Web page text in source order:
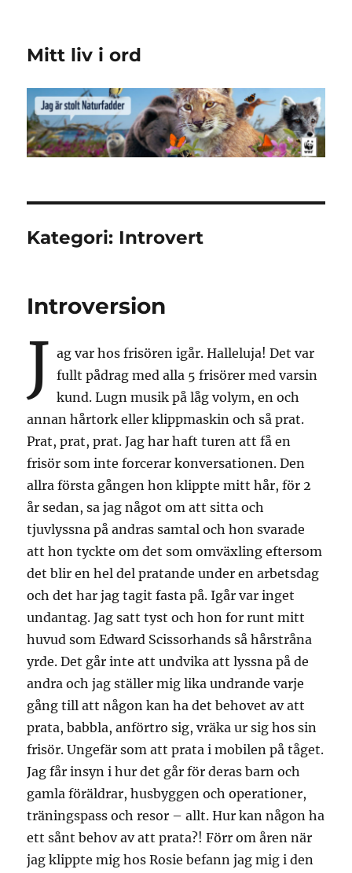
Mitt liv i ord
Kategori: Introvert
Introversion
J ag var hos frisören igår. Halleluja! Det var
fullt pådrag med alla 5 frisörer med varsin
kund. Lugn musik på låg volym, en och
annan hårtork eller klippmaskin och så prat.
Prat, prat, prat. Jag har haft turen att få en
frisör som inte forcerar konversationen. Den
allra första gången hon klippte mitt hår, för 2
år sedan, sa jag något om att sitta och
tjuvlyssna på andras samtal och hon svarade
att hon tyckte om det som omväxling eftersom
det blir en hel del pratande under en arbetsdag
och det har jag tagit fasta på. Igår var inget
undantag. Jag satt tyst och hon for runt mitt
huvud som Edward Scissorhands så hårstråna
yrde. Det går inte att undvika att lyssna på de
andra och jag ställer mig lika undrande varje
gång till att någon kan ha det behovet av att
prata, babbla, anförtro sig, vräka ur sig hos sin
frisör. Ungefär som att prata i mobilen på tåget.
Jag får insyn i hur det går för deras barn och
gamla föräldrar, husbyggen och operationer,
träningspass och resor – allt. Hur kan någon ha
ett sånt behov av att prata?! Förr om åren när
jag klippte mig hos Rosie befann jag mig i den